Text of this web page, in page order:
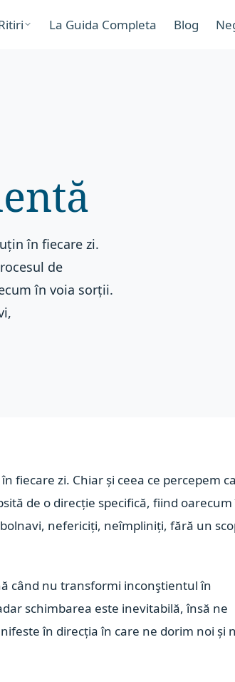
La Guida Completa Blog
în fiecare zi.
de
în voia sorții.
fiecare zi. Chiar și ceea ce percepem ca
de o direcție specifică, fiind oarecum
nefericiți, neîmpliniți, fără un
când nu transformi inconştientul în
schimbarea este inevitabilă, însă ne
în direcția în care ne dorim noi și